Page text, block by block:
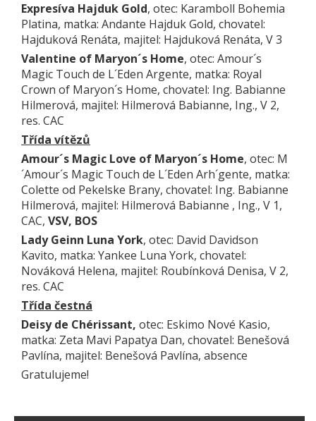
Expresíva Hajduk Gold, otec: Karamboll Bohemia
Platina, matka: Andante Hajduk Gold, chovatel:
Hajduková Renáta, majitel: Hajduková Renáta, V 3
Valentine of Maryon´s Home, otec: Amour´s
Magic Touch de L´Eden Argente, matka: Royal
Crown of Maryon´s Home, chovatel: Ing. Babianne
Hilmerová, majitel: Hilmerová Babianne, Ing., V 2,
res. CAC
Třída vítězů
Amour´s Magic Love of Maryon´s Home, otec: M
´Amour´s Magic Touch de L´Eden Arh´gente, matka:
Colette od Pekelske Brany, chovatel: Ing. Babianne
Hilmerová, majitel: Hilmerová Babianne , Ing., V 1,
CAC, VSV, BOS
Lady Geinn Luna York, otec: David Davidson
Kavito, matka: Yankee Luna York, chovatel:
Nováková Helena, majitel: Roubínková Denisa, V 2,
res. CAC
Třída čestná
Deisy de Chérissant, otec: Eskimo Nové Kasio,
matka: Zeta Mavi Papatya Dan, chovatel: Benešová
Pavlína, majitel: Benešová Pavlína, absence
Gratulujeme!